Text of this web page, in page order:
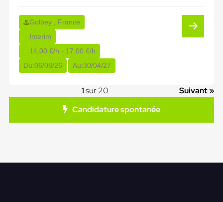
Golbey , France
Interim
14,00 €/h - 17,00 €/h
Du:06/08/26 Au:30/04/27
1sur 20
Suivant »
Candidature spontanée